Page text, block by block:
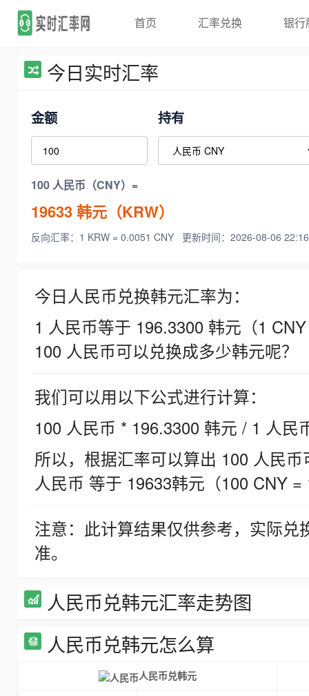
首页 汇率兑换 银行
今日实时汇率
金额 持有
100 人民币（CNY）=
19633韩元（KRW）
反向汇率：1 KRW = 0.0051 CNY 更新时间：2026-08-06
今日人民币兑换韩元汇率为：
1 人民币等于 196.3300 韩元（1
100 人民币可以兑换成多少韩元呢？
我们可以用以下公式进行计算：
100 人民币 * 196.3300 韩元 / 1 人民
所以，根据汇率可以算出 100 人民
人民币 等于 19633韩元（100 CNY =
注意：此计算结果仅供参考，实际
准。
人民币兑韩元汇率走势图
人民币兑韩元怎么算
人民币兑韩元